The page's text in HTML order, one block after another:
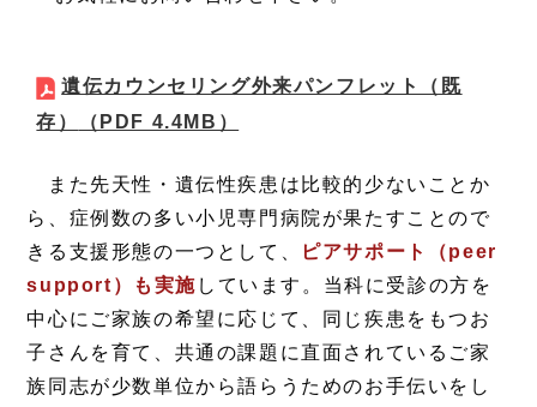
遺伝カウンセリング外来パンフレット（既
存）
（PDF 4.4MB）
また先天性・遺伝性疾患は比較的少ないことか
ら、症例数の多い小児専門病院が果たすことので
きる支援形態の一つとして、
ピアサポート（peer
support）も実施 しています。当科に受診の方を
中心にご家族の希望に応じて、同じ疾患をもつお
子さんを育て、共通の課題に直面されているご家
族同志が少数単位から語らうためのお手伝いをし